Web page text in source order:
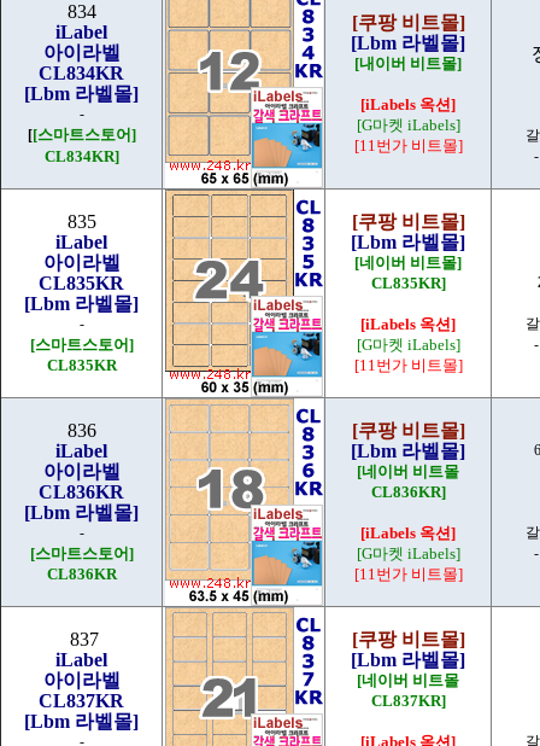
834
iLabel
아이라벨
CL834KR
[Lbm 라벨몰]
-
[[스마트스토어]
CL834KR]
[쿠팡 비트몰]
[Lbm 라벨몰]
[내이버 비트몰]
[iLabels 옥션]
[G마켓 iLabels]
[11번가 비트몰]
835
iLabel
아이라벨
CL835KR
[Lbm 라벨몰]
-
[스마트스토어]
CL835KR
[쿠팡 비트몰]
[Lbm 라벨몰]
[네이버 비트몰]
CL835KR]
[iLabels 옥션]
[G마켓 iLabels]
[11번가 비트몰]
836
iLabel
아이라벨
CL836KR
[Lbm 라벨몰]
-
[스마트스토어]
CL836KR
[쿠팡 비트몰]
[Lbm 라벨몰]
[네이버 비트몰
CL836KR]
[iLabels 옥션]
[G마켓 iLabels]
[11번가 비트몰]
837
iLabel
아이라벨
CL837KR
[Lbm 라벨몰]
-
[쿠팡 비트몰]
[Lbm 라벨몰]
[네이버 비트몰
CL837KR]
[iLabels 옥션]